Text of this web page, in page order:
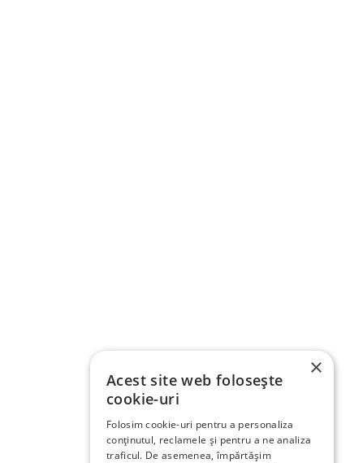
×
Acest site web folosește
cookie-uri
Folosim cookie-uri pentru a personaliza
conținutul, reclamele și pentru a ne analiza
traficul. De asemenea, împărtășim